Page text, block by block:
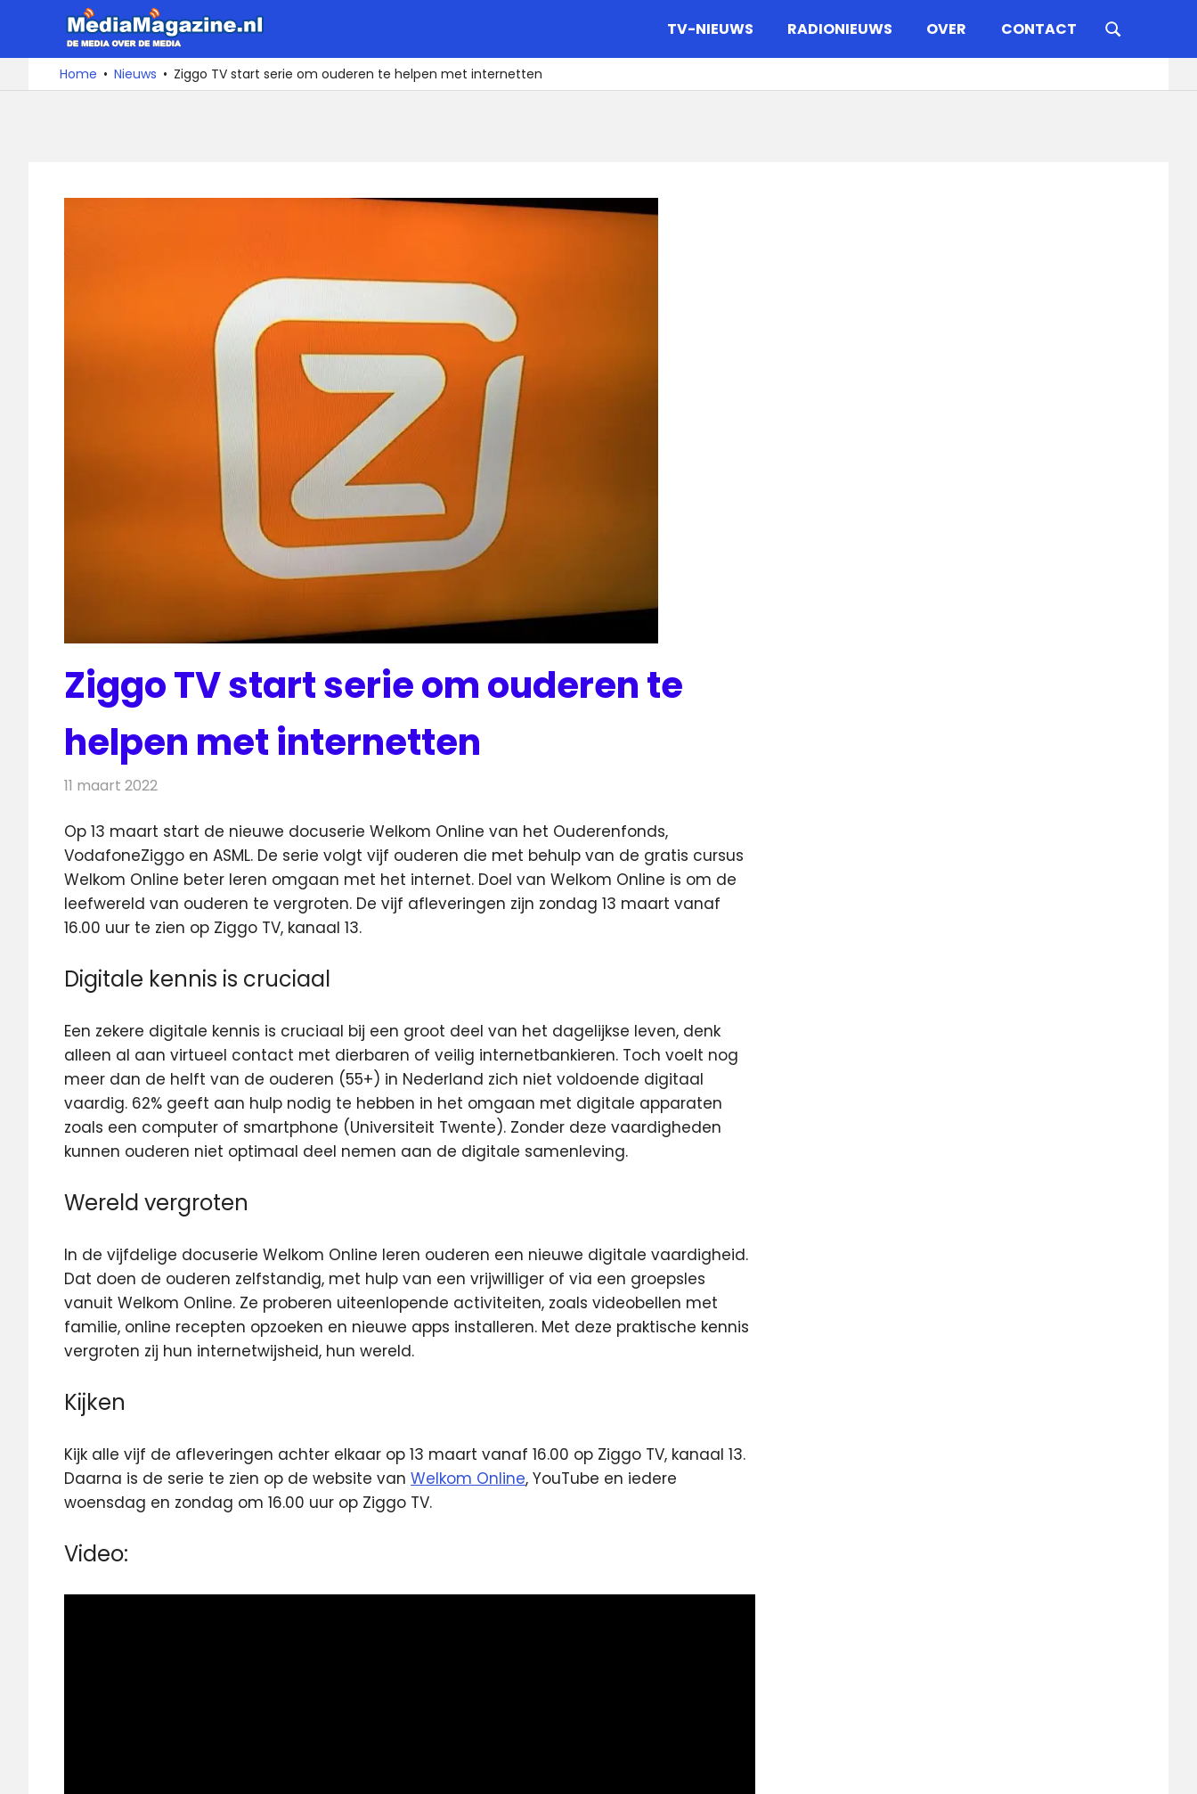
de
De
media
over
TV-NIEUWS RADIONIEUWS OVER CONTACT
Home Nieuws Ziggo TV start serie om ouderen te helpen met internetten
Ziggo TV start serie om ouderen te
helpen met internetten
11 maart 2022
Op 13 maart start de nieuwe docuserie Welkom Online van het Ouderenfonds,
VodafoneZiggo en ASML. De serie volgt vijf ouderen die met behulp van de gratis cursus
Welkom Online beter leren omgaan met het internet. Doel van Welkom Online is om de
leefwereld van ouderen te vergroten. De vijf afleveringen zijn zondag 13 maart vanaf
16.00 uur te zien op Ziggo TV, kanaal 13.
Digitale kennis is cruciaal
Een zekere digitale kennis is cruciaal bij een groot deel van het dagelijkse leven, denk
alleen al aan virtueel contact met dierbaren of veilig internetbankieren. Toch voelt nog
meer dan de helft van de ouderen (55+) in Nederland zich niet voldoende digitaal
vaardig. 62% geeft aan hulp nodig te hebben in het omgaan met digitale apparaten
zoals een computer of smartphone (Universiteit Twente). Zonder deze vaardigheden
kunnen ouderen niet optimaal deel nemen aan de digitale samenleving.
Wereld vergroten
In de vijfdelige docuserie Welkom Online leren ouderen een nieuwe digitale vaardigheid.
Dat doen de ouderen zelfstandig, met hulp van een vrijwilliger of via een groepsles
vanuit Welkom Online. Ze proberen uiteenlopende activiteiten, zoals videobellen met
familie, online recepten opzoeken en nieuwe apps installeren. Met deze praktische kennis
vergroten zij hun internetwijsheid, hun wereld.
Kijken
Kijk alle vijf de afleveringen achter elkaar op 13 maart vanaf 16.00 op Ziggo TV, kanaal 13.
Daarna is de serie te zien op de website van Welkom Online, YouTube en iedere
woensdag en zondag om 16.00 uur op Ziggo TV.
Video: